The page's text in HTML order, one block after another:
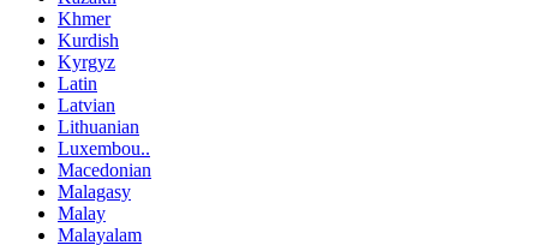
Khmer
Kurdish
Kyrgyz
Latin
Latvian
Lithuanian
Luxembou..
Macedonian
Malagasy
Malay
Malayalam